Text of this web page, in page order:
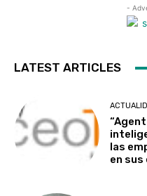
-
LATEST ARTICLES
las
en sus